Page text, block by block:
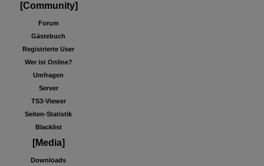
[Community]
Forum
Gästebuch
Registrierte User
Wer ist Online?
Umfragen
Server
TS3-Viewer
Seiten-Statistik
Blacklist
[Media]
Downloads